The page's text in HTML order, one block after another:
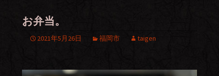
お弁当。
2021年5月26日 福岡市 taigen